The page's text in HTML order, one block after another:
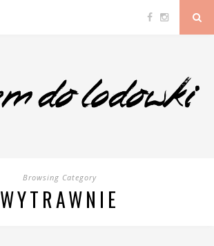
Browsing Category
WYTRAWNIE